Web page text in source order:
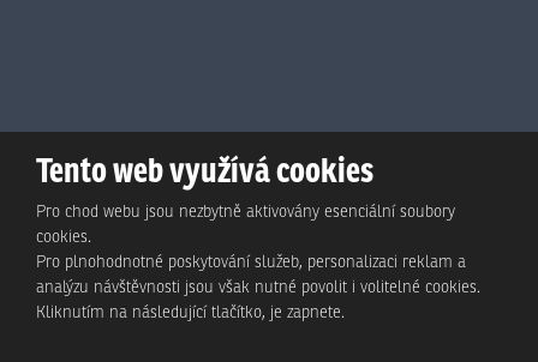
© Animo Bohemia s.r.o., 2026, vytvořila eBRÁNA s.r.o.
Mapa stránek|Podmínky použití|Ochrana osobních údajů
Tento web využívá cookies
Pro chod webu jsou nezbytně aktivovány esenciální soubory
cookies.
Pro plnohodnotné poskytování služeb, personalizaci reklam a
analýzu návštěvnosti jsou však nutné povolit i volitelné cookies.
Kliknutím na následující tlačítko, je zapnete.